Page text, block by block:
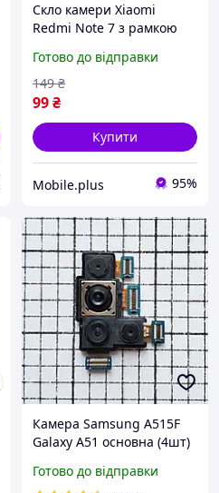
Скло камери Xiaomi
Redmi Note 7 з рамкою
Готово до відправки
99₴
149 ₴
Купити
Mobile.plus 95%
Камера Samsung A515F
Galaxy A51 основна (4шт)
Готово до відправки